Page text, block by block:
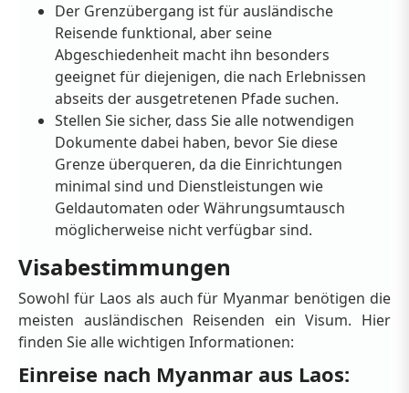
Der Grenzübergang ist für ausländische
Reisende funktional, aber seine
Abgeschiedenheit macht ihn besonders
geeignet für diejenigen, die nach Erlebnissen
abseits der ausgetretenen Pfade suchen.
Stellen Sie sicher, dass Sie alle notwendigen
Dokumente dabei haben, bevor Sie diese
Grenze überqueren, da die Einrichtungen
minimal sind und Dienstleistungen wie
Geldautomaten oder Währungsumtausch
möglicherweise nicht verfügbar sind.
Visabestimmungen
Sowohl für Laos als auch für Myanmar benötigen die
meisten ausländischen Reisenden ein Visum. Hier
finden Sie alle wichtigen Informationen:
Einreise nach Myanmar aus Laos: